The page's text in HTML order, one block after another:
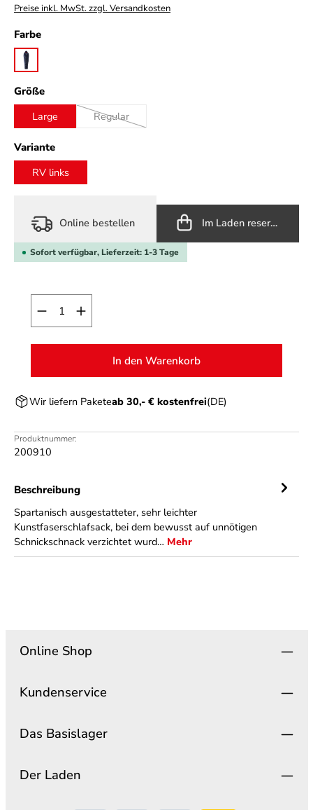
Preise inkl. MwSt. zzgl. Versandkosten
Farbeauswählen
navy/cranberry
Größeauswählen
Large
Regular
(Diese Option ist zurzeit nicht verfügbar.)
Varianteauswählen
RV links
Online bestellen Im Laden reservieren
Sofort verfügbar, Lieferzeit: 1-3 Tage
Produkt Anzahl: Gib den gewünschten Wert
In den Warenkorb
Wir liefern Paketeab 30,- € kostenfrei(DE)
Produktnummer:
200910
Beschreibung
Spartanisch ausgestatteter, sehr leichter
Kunstfaserschlafsack, bei dem bewusst auf unnötigen
Schnickschnack verzichtet wurd… Mehr
Online Shop
Kundenservice
Das Basislager
Der Laden